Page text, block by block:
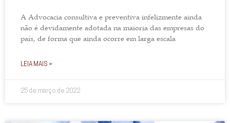
A Advocacia consultiva e preventiva infelizmente ainda
não é devidamente adotada na maioria das empresas do
país, de forma que ainda ocorre em larga escala
LEIA MAIS »
25 de março de 2022